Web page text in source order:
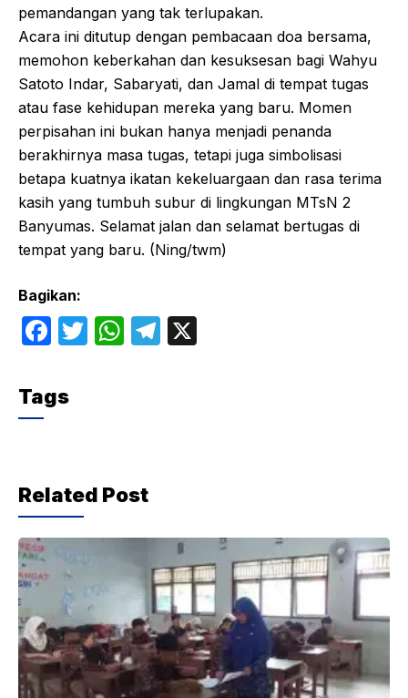
pemandangan yang tak terlupakan.
Acara ini ditutup dengan pembacaan doa bersama,
memohon keberkahan dan kesuksesan bagi Wahyu
Satoto Indar, Sabaryati, dan Jamal di tempat tugas
atau fase kehidupan mereka yang baru. Momen
perpisahan ini bukan hanya menjadi penanda
berakhirnya masa tugas, tetapi juga simbolisasi
betapa kuatnya ikatan kekeluargaan dan rasa terima
kasih yang tumbuh subur di lingkungan MTsN 2
Banyumas. Selamat jalan dan selamat bertugas di
tempat yang baru. (Ning/twm)
Bagikan:
F
c
e
o
k
T
W
p
T
Tags
Related Post